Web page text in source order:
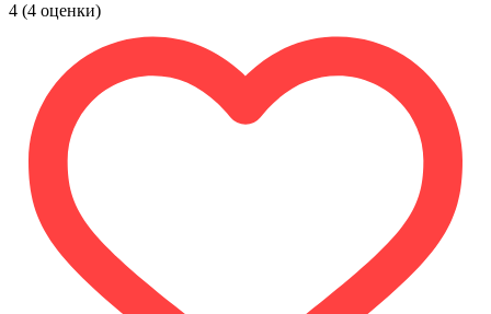
4 (4 оценки)